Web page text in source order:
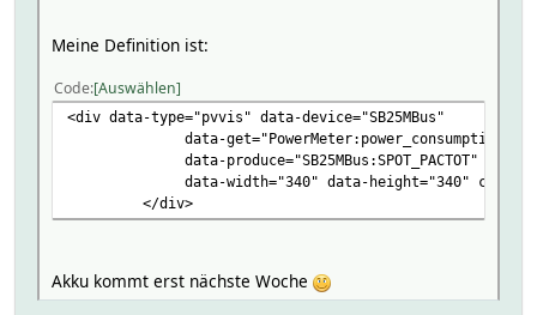
Meine Definition ist:
Code Auswählen
<div data-type="pvvis" data-device="SB25MBus"
data-get="PowerMeter:power_consumption" data-
data-produce="SB25MBus:SPOT_PACTOT" data-
data-width="340" data-height="340"
</div>
Akku kommt erst nächste Woche